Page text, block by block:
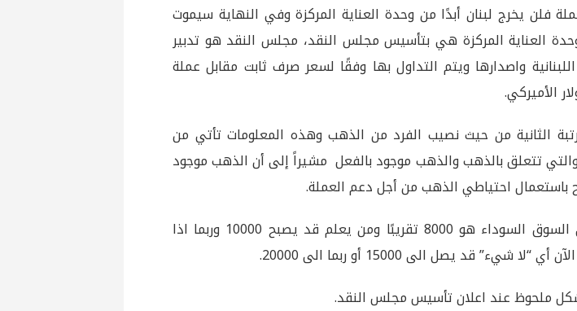
فلن يخرج لبنان أبدًا من وحدة العناية المركزة وفي النهاية سيموت
العناية المركزة هي بتأسيس مجلس النقد، مجلس النقد هو تدبير
واصدارها ويتم التداول بها وفقًا لسعر صرف ثابت مقابل عملة
الأميركي.
الثانية من حيث نصيب الفرد من الذهب وهذه المعلومات تأتي من
تتعلق بالذهب والذهب موجود بالفعل مشيراً إلى أن الذهب موجود
باستعمال احتياطي الذهب من أجل دعم العملة.
وشدد أن سعر الصرف الآن في السوق السوداء هو 8000 تقريبًا ومن يعلم قد يصبح 10000 وربما اذا
شيء” قد يصل الى 15000 أو ربما الى 20000.
ملحوظ عند اعلان تأسيس مجلس النقد.